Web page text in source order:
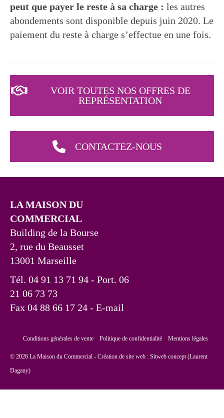
peut que payer le reste à sa charge : les autres
abondements sont disponible depuis juin 2020. Le
paiement du reste à charge s’effectue en une fois.
VOIR TOUTES NOS OFFRES DE
REPRÉSENTATION
CONTACTEZ-NOUS
LA MAISON DU
COMMERCIAL
Building de la Bourse
2, rue du Beausset
13001 Marseille
Tél. 04 91 13 71 94 - Port. 06
21 06 73 73
Fax 04 88 66 17 24 - E-mail
Conditions générales de vente Politique de confidentialité Mentions légales
© 2026 La Maison du Commercial - Création de site web : Sitweb concept (Laurent
Dagany)